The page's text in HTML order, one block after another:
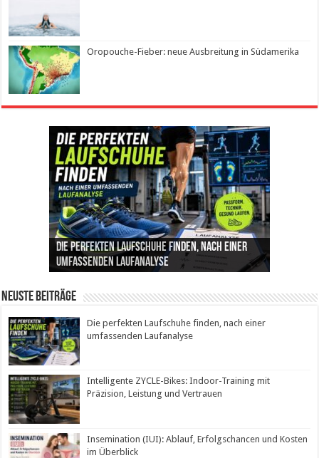
Oropouche-Fieber: neue Ausbreitung in Südamerika
Die perfekten Laufschuhe finden, nach einer
umfassenden Laufanalyse
Intelligente ZYCLE-Bikes: Indoor-Training mit
Präzision, Leistung und Vertrauen
Insemination (IUI): Ablauf, Erfolgschancen und
Kosten im Überblick
Cannabis als Medizin: Wie es Schmerzen, Stress
und Schlaf im Alltag beeinflusst
Leben mit Inkontinenz: Tipps für mehr
Sicherheit im Alltag
Neuste Beiträge
Die perfekten Laufschuhe finden, nach einer
umfassenden Laufanalyse
Intelligente ZYCLE-Bikes: Indoor-Training mit
Präzision, Leistung und Vertrauen
Insemination (IUI): Ablauf, Erfolgschancen und Kosten
im Überblick